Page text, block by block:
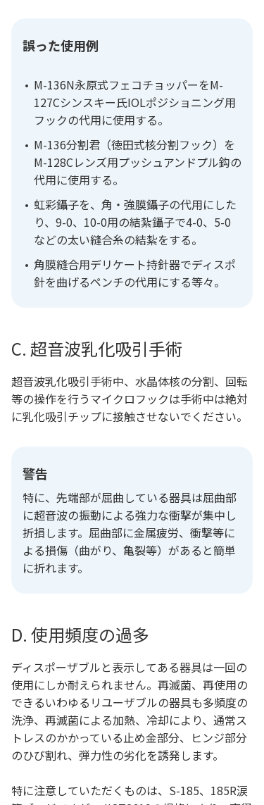
誤った使用例
M-136N永原式フェコチョッパーをM-
127Cシンスキー氏IOLポジショニング用
フックの代用に使用する。
M-136分割君（徳田式核分割フック）を
M-128Cレンズ用プッシュアンドプル鈎の
代用に使用する。
虹彩鑷子を、角・強膜鑷子の代用にした
り、9-0、10-0用の結紮鑷子で4-0、5-0
などの太い縫合糸の結紮をする。
角膜縫合用デリケート持針器でディスポ
針を曲げるペンチの代用にする等々。
C. 超音波乳化吸引手術
超音波乳化吸引手術中、水晶体核の分割、回転
等の操作を行うマイクロフックは手術中は絶対
に乳化吸引チップに接触させないでください。
警告
特に、先端部が屈曲している器具は屈曲部
に超音波の振動による強力な衝撃が集中し
折損します。屈曲部に金属疲労、衝撃等に
よる損傷（曲がり、亀裂等）があると簡単
に折れます。
D. 使用頻度の過多
ディスポーザブルと表示してある器具は一回の
使用にしか耐えられません。再滅菌、再使用の
できるいわゆるリユーザブルの器具も多頻度の
洗浄、再滅菌による加熱、冷却により、通常ス
トレスのかかっている止め金部分、ヒンジ部分
のひび割れ、弾力性の劣化を誘発します。
特に注意していただくものは、S-185、185R涙